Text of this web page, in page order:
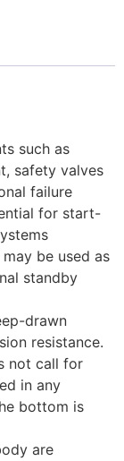
such as
safety valves
failure
for start-
be used as
standby
drawn
resistance.
not call for
in any
bottom is
are